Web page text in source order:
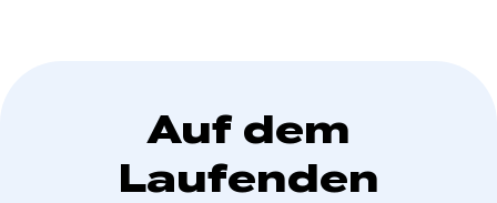
Auf dem
Laufenden